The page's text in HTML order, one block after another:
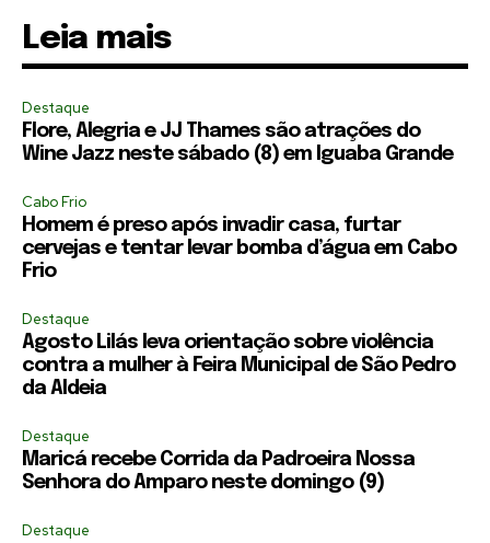
Leia mais
Destaque
Flore, Alegria e JJ Thames são atrações do
Wine Jazz neste sábado (8) em Iguaba Grande
Cabo Frio
Homem é preso após invadir casa, furtar
cervejas e tentar levar bomba d’água em Cabo
Frio
Destaque
Agosto Lilás leva orientação sobre violência
contra a mulher à Feira Municipal de São Pedro
da Aldeia
Destaque
Maricá recebe Corrida da Padroeira Nossa
Senhora do Amparo neste domingo (9)
Destaque